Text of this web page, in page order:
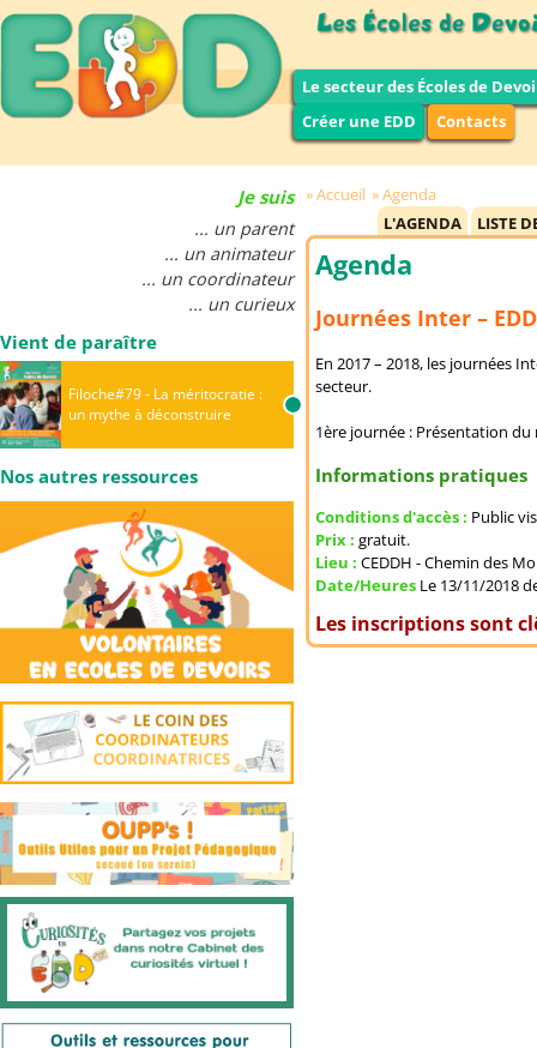
Le secteur des Écoles de
Créer une EDD
Contacts
Je suis
... un parent
... un animateur
... un coordinateur
... un curieux
Vient de paraître
Filoche#79 - La méritocratie :
un mythe à déconstruire
Nos autres ressources
Accueil
Agenda
L'AGENDA
LISTE
Agenda
Journées Inter – EDD
En 2017 – 2018, les journées
secteur.
1ère journée : Présentation
Informations pratiques
Conditions d'accès : Public
Prix : gratuit.
Lieu : CEDDH - Chemin des
Date/Heures Le 13/11/2018
Les inscriptions sont